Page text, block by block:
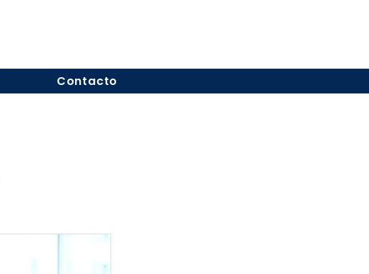
Contacto